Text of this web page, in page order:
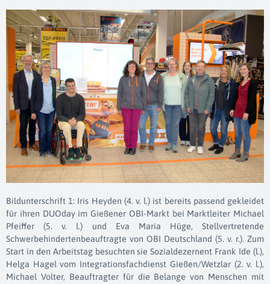
Bildunterschrift 1: Iris Heyden (4. v. l.) ist bereits passend gekleidet
für ihren DUOday im Gießener OBI-Markt bei Marktleiter Michael
Pfeiffer (5. v. l.) und Eva Maria Hüge, Stellvertretende
Schwerbehindertenbeauftragte von OBI Deutschland (5. v. r.). Zum
Start in den Arbeitstag besuchten sie Sozialdezernent Frank Ide (l.),
Helga Hagel vom Integrationsfachdienst Gießen/Wetzlar (2. v. l.),
Michael Volter, Beauftragter für die Belange von Menschen mit